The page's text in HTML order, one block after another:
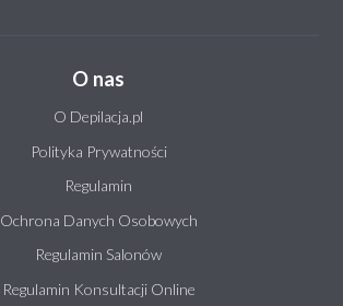
O nas
O Depilacja.pl
Polityka Prywatności
Regulamin
Ochrona Danych Osobowych
Regulamin Salonów
Regulamin Konsultacji Online